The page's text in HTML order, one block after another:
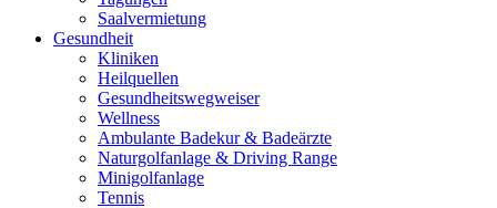
Saalvermietung
Gesundheit
Kliniken
Heilquellen
Gesundheitswegweiser
Wellness
Ambulante Badekur & Badeärzte
Naturgolfanlage & Driving Range
Minigolfanlage
Tennis